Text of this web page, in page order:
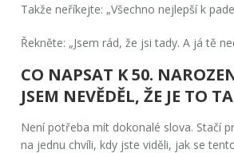
Takže neříkejte: „Všechno nejlepší k
Řekněte: „Jsem rád, že jsi tady. A já tě
CO NAPSAT K 50.
JSEM NEVĚDĚL, ŽE JE TO
Není potřeba mít dokonalé slova. Stačí
na jednu chvíli, kdy jste viděli, jak se